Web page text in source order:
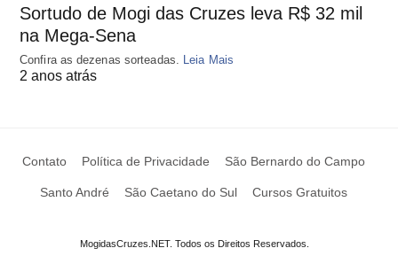
Sortudo de Mogi das Cruzes leva R$ 32 mil
na Mega-Sena
Confira as dezenas sorteadas. Leia Mais
2 anos atrás
Contato Política de Privacidade São Bernardo do Campo
Santo André São Caetano do Sul Cursos Gratuitos
MogidasCruzes.NET. Todos os Direitos Reservados.